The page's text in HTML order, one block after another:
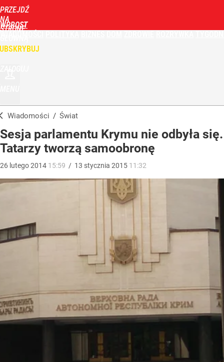
PRZEJDŹ
NA
STRONĘ
WPROST
Wiadomości / Świat
Sesja parlamentu Krymu nie odbyła się.
Tatarzy tworzą samoobronę
26 lutego2014 15:59 / 13 stycznia 2015 11:32